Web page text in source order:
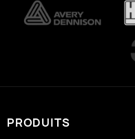
PRODUITS